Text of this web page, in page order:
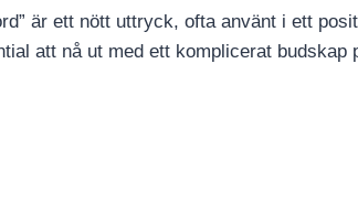
är ett nött uttryck, ofta använt i ett
att nå ut med ett komplicerat